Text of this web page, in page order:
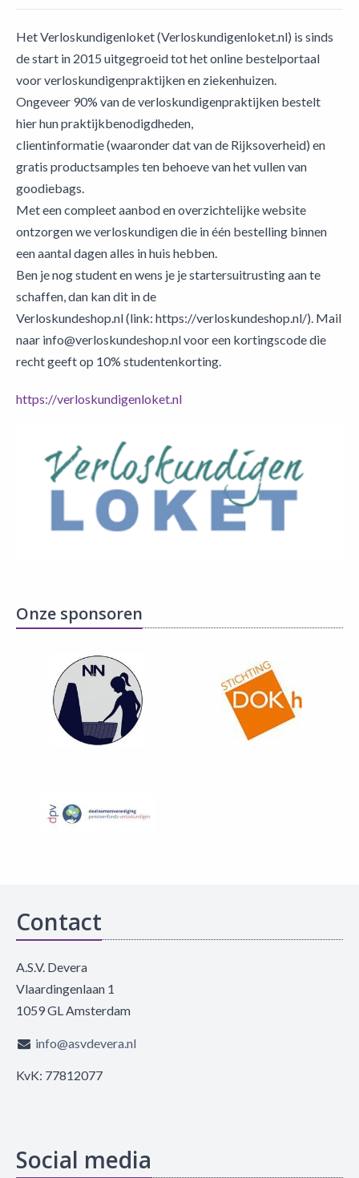
Het Verloskundigenloket (Verloskundigenloket.nl) is sinds
de start in 2015 uitgegroeid tot het online bestelportaal
voor verloskundigenpraktijken en ziekenhuizen.
Ongeveer 90% van de verloskundigenpraktijken bestelt
hier hun praktijkbenodigdheden,
clientinformatie (waaronder dat van de Rijksoverheid) en
gratis productsamples ten behoeve van het vullen van
goodiebags.
Met een compleet aanbod en overzichtelijke website
ontzorgen we verloskundigen die in één bestelling binnen
een aantal dagen alles in huis hebben.
Ben je nog student en wens je je startersuitrusting aan te
schaffen, dan kan dit in de
Verloskundeshop.nl (link: https://verloskundeshop.nl/). Mail
naar info@verloskundeshop.nl voor een kortingscode die
recht geeft op 10% studentenkorting.
https://verloskundigenloket.nl
Onze sponsoren
Contact
A.S.V. Devera
Vlaardingenlaan 1
1059 GL Amsterdam
info@asvdevera.nl
KvK: 77812077
Social media